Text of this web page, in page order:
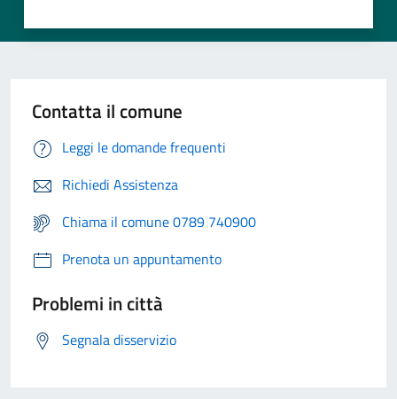
Contatta il comune
Leggi le domande frequenti
Richiedi Assistenza
Chiama il comune 0789 740900
Prenota un appuntamento
Problemi in città
Segnala disservizio